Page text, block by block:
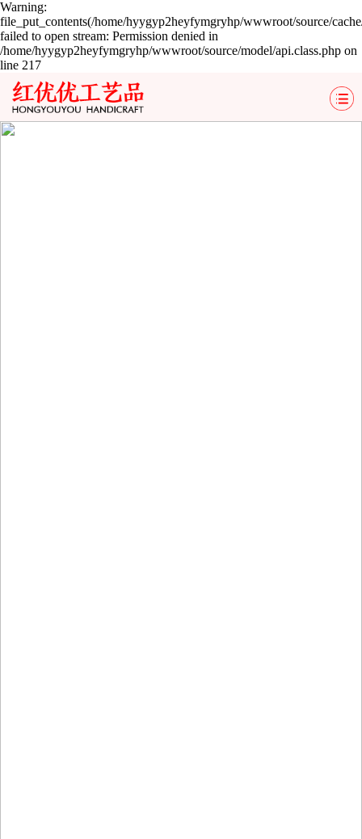
Warning:
file_put_contents(/home/hyygyp2heyfymgryhp/wwwroot/source/
failed to open stream: Permission denied in
/home/hyygyp2heyfymgryhp/wwwroot/source/model/api.class.php on
line 217